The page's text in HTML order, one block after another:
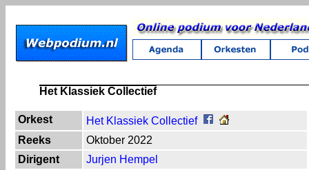
Het Klassiek Collectief
Orkest
Het Klassiek Collectief
Reeks
Oktober 2022
Dirigent
Jurjen Hempel